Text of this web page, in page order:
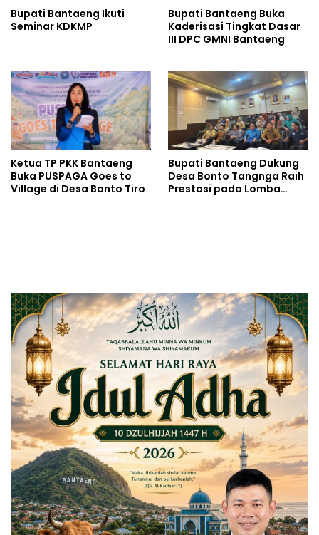
Bupati Bantaeng Ikuti
Seminar KDKMP
Bupati Bantaeng Buka
Kaderisasi Tingkat Dasar
III DPC GMNI Bantaeng
Ketua TP PKK Bantaeng
Buka PUSPAGA Goes to
Village di Desa Bonto Tiro
Bupati Bantaeng Dukung
Desa Bonto Tangnga Raih
Prestasi pada Lomba